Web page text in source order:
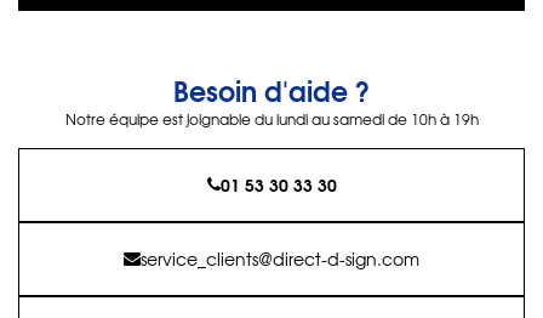
Besoin d'aide ?
Notre équipe est joignable du lundi au samedi de 10h à 19h
01 53 30 33 30
service_clients@direct-d-sign.com